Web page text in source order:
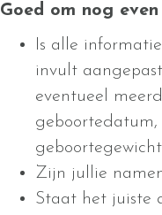
Goed om nog
Is alle
invult
eventueel
Zijn jullie
Staat het juiste